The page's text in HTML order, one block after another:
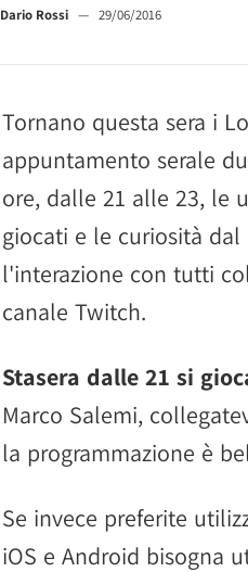
Dario Rossi — 29/06/2016
Tornano questa sera i
appuntamento serale
ore, dalle 21 alle 23, le
giocati e le curiosità
l'interazione con tutti
canale Twitch.
Stasera dalle 21 si
Marco Salemi,
la programmazione è
Se invece preferite
iOS e Android bisogna